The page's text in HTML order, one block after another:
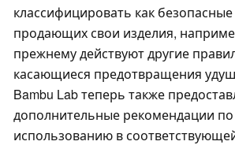
классифицировать как
продающих свои изделия,
прежнему действуют другие
касающиеся предотвращения
Bambu Lab теперь также
дополнительные рекомендации
использованию в